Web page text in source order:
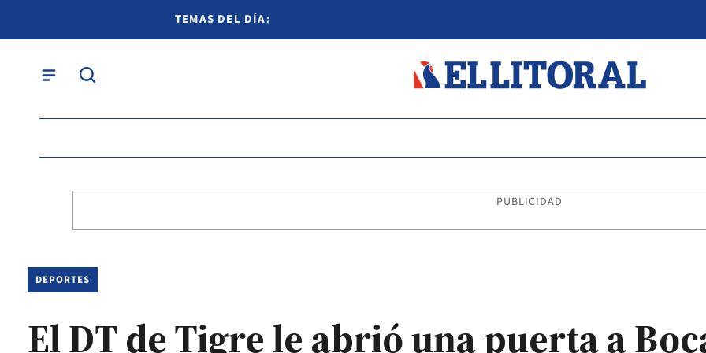
TEMAS DEL DÍA:
PUBLICIDAD
DEPORTES
El DT de Tigre le abrió una puerta a